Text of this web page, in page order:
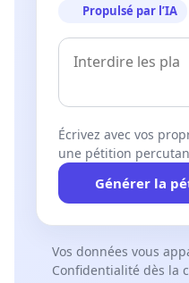
Propulsé par l’IA
Écrivez avec vos
une pétition
Générer la
Vos données vous
Confidentialité dès la